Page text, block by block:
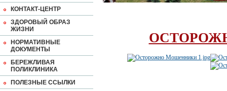
КОНТАКТ-ЦЕНТР
ЗДОРОВЫЙ ОБРАЗ
ЖИЗНИ
НОРМАТИВНЫЕ
ДОКУМЕНТЫ
БЕРЕЖЛИВАЯ
ПОЛИКЛИНИКА
ПОЛЕЗНЫЕ ССЫЛКИ